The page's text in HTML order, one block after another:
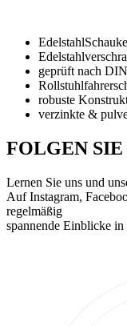
geprüft nach
robuste
verzinkte &
FOLGEN SIE
Lernen Sie uns und
Auf Instagram,
regelmäßig
spannende Einblicke in